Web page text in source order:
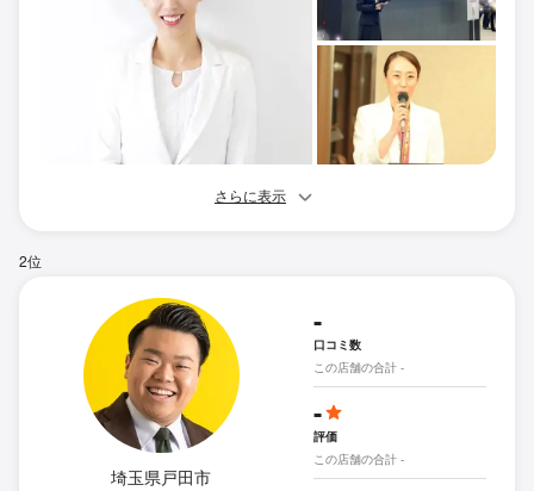
さらに表示
2位
埼玉県戸田市
-
口コミ数
この店舗の合計 -
-
評価
この店舗の合計 -